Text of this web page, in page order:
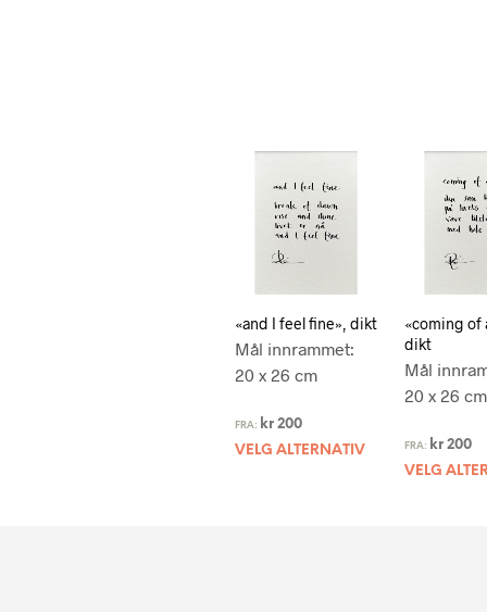
«and I feel fine», dikt
Mål innrammet:
20 x 26 cm
FRA: kr200
VELG ALTERNATIV
«coming of
dikt
Mål
20 x 26 cm
FRA: kr200
VELG